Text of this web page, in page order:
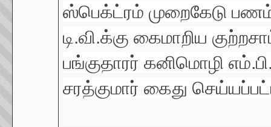
ஸ்பெக்ட்ரம் முறைகேடு
டி.வி.க்கு கைமாறிய
பங்குதாரர் கனிமொழி
சரத்குமார் கைது